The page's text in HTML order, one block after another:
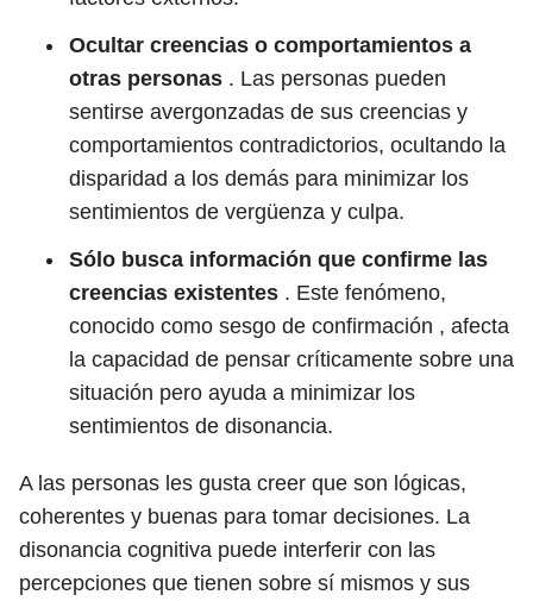
Ocultar creencias o comportamientos a
otras personas . Las personas pueden
sentirse avergonzadas de sus creencias y
comportamientos contradictorios, ocultando la
disparidad a los demás para minimizar los
sentimientos de vergüenza y culpa.
Sólo busca información que confirme las
creencias existentes . Este fenómeno,
conocido como sesgo de confirmación , afecta
la capacidad de pensar críticamente sobre una
situación pero ayuda a minimizar los
sentimientos de disonancia.
A las personas les gusta creer que son lógicas,
coherentes y buenas para tomar decisiones. La
disonancia cognitiva puede interferir con las
percepciones que tienen sobre sí mismos y sus